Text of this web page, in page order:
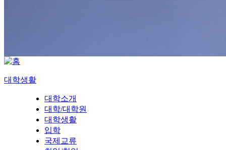
대학생활
대학소개
대학/대학원
대학생활
입학
국제교류